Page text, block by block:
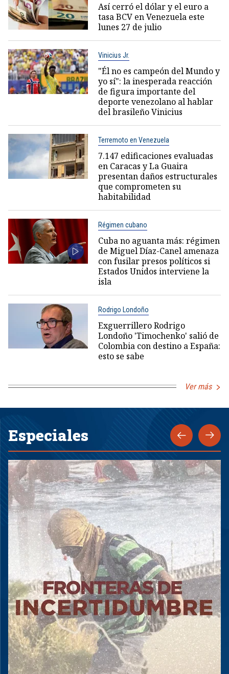
Así cerró el dólar y el euro a
tasa BCV en Venezuela este
lunes 27 de julio
Vinicius Jr.
"Él no es campeón del Mundo y
yo sí": la inesperada reacción
de figura importante del
deporte venezolano al hablar
del brasileño Vinicius
Terremoto en Venezuela
7.147 edificaciones evaluadas
en Caracas y La Guaira
presentan daños estructurales
que comprometen su
habitabilidad
Régimen cubano
Cuba no aguanta más: régimen
de Miguel Díaz-Canel amenaza
con fusilar presos políticos si
Estados Unidos interviene la
isla
Rodrigo Londoño
Exguerrillero Rodrigo
Londoño 'Timochenko' salió de
Colombia con destino a España:
esto se sabe
Ver más
Especiales